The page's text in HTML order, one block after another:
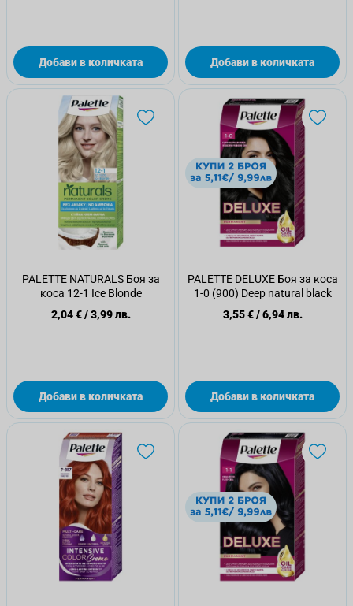
Добави в количката Добави в количката
PALETTE NATURALS Боя за
коса 12-1 Ice Blonde
2,04 €/3,99 лв.
Добави в количката
PALETTE DELUXE Боя за коса
1-0 (900) Deep natural black
3,55 €/6,94 лв.
Добави в количката